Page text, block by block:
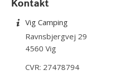
Kontakt
Vig Camping
Ravnsbjergvej 29
4560 Vig
CVR: 27478794